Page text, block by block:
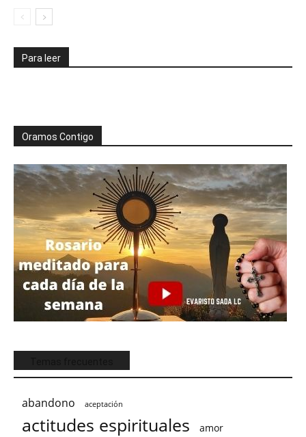
Para leer
Oramos Contigo
abandono aceptación
actitudes espirituales amor